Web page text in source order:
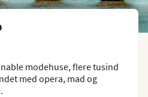
modehuse, flere tusind
med opera, mad og